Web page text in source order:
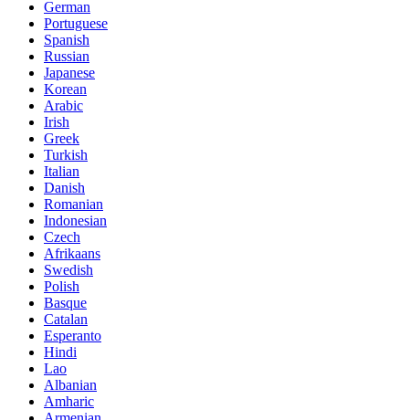
German
Portuguese
Spanish
Russian
Japanese
Korean
Arabic
Irish
Greek
Turkish
Italian
Danish
Romanian
Indonesian
Czech
Afrikaans
Swedish
Polish
Basque
Catalan
Esperanto
Hindi
Lao
Albanian
Amharic